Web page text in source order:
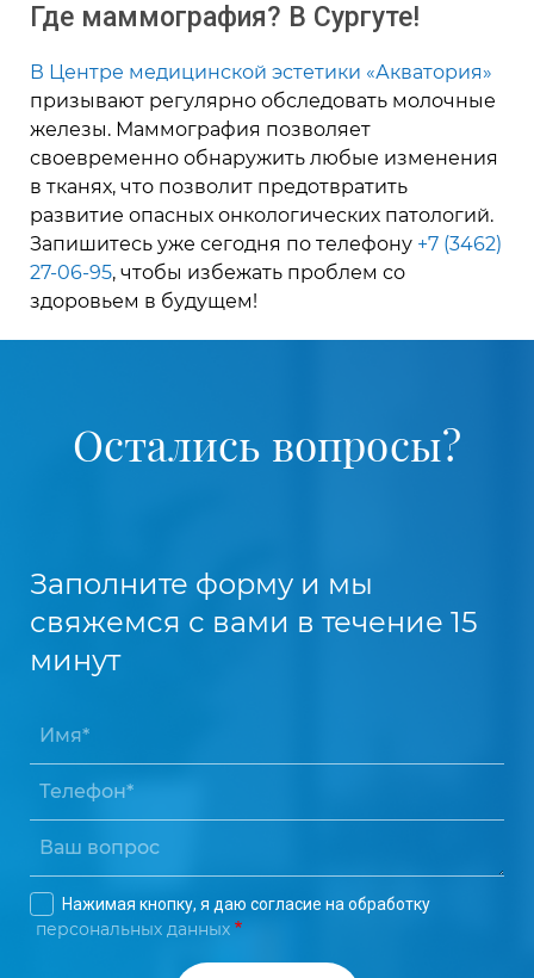
Где маммография? В Сургуте!
В Центре медицинской эстетики «Акватория»
призывают регулярно обследовать молочные
железы. Маммография позволяет
своевременно обнаружить любые изменения
в тканях, что позволит предотвратить
развитие опасных онкологических патологий.
Запишитесь уже сегодня по телефону +7 (3462)
27-06-95, чтобы избежать проблем со
здоровьем в будущем!
Остались вопросы?
Заполните форму и мы
свяжемся с вами в течение 15
минут
Нажимая кнопку, я даю согласие на обработку
персональных данных